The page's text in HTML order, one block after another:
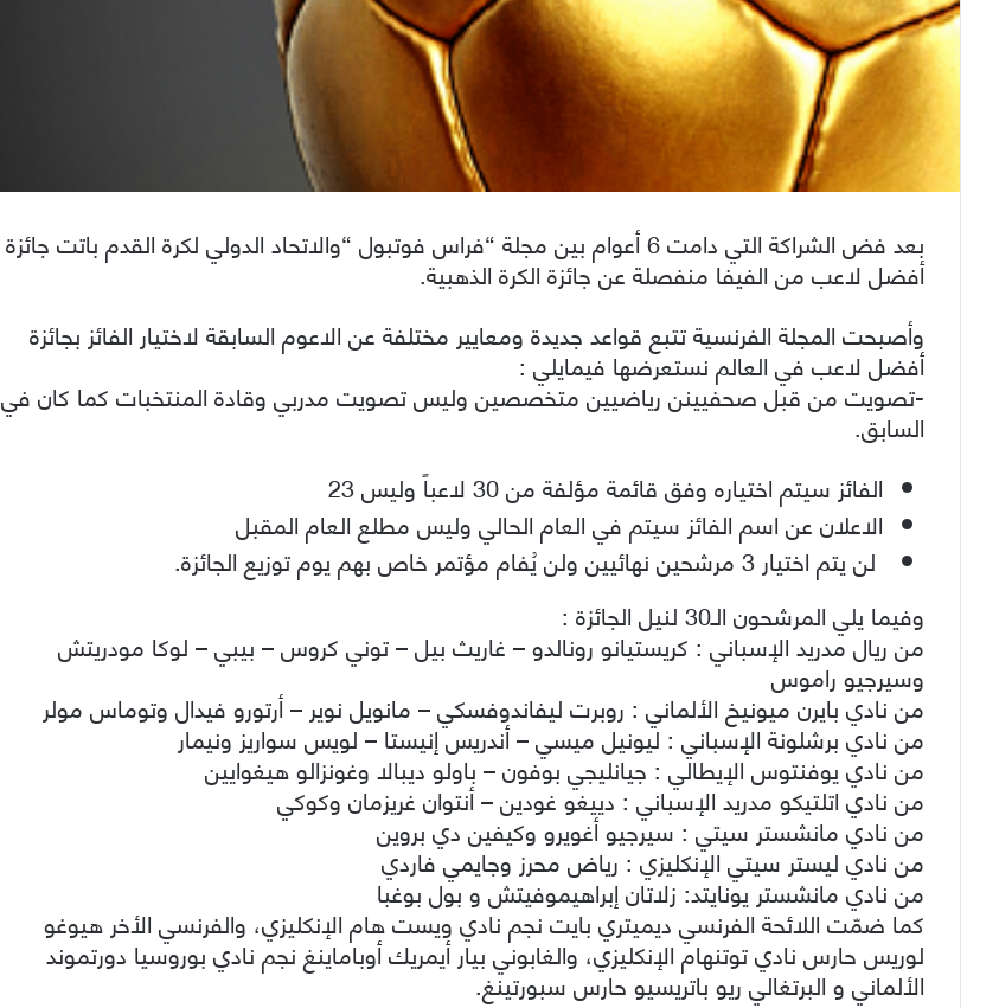
بعد فض الشراكة التي دامت 6 أعوام بين مجلة “فراس فوتبول “والاتحاد الدولي لكرة القدم باتت جائزة
أفضل لاعب من الفيفا منفصلة عن جائزة الكرة الذهبية.
وأصبحت المجلة الفرنسية تتبع قواعد جديدة ومعايير مختلفة عن الاعوم السابقة لاختيار الفائز بجائزة
أفضل لاعب في العالم نستعرضها فيمايلي :
-تصويت من قبل صحفيينن رياضيين متخصصين وليس تصويت مدربي وقادة المنتخبات كما كان في
السابق.
الفائز سيتم اختياره وفق قائمة مؤلفة من 30 لاعباً وليس 23
الاعلان عن اسم الفائز سيتم في العام الحالي وليس مطلع العام المقبل
لن يتم اختيار 3 مرشحين نهائيين ولن يُفام مؤتمر خاص بهم يوم توزيع الجائزة.
وفيما يلي المرشحون الـ30 لنيل الجائزة :
من ريال مدريد الإسباني : كريستيانو رونالدو – غاريث بيل – توني كروس – بيبي – لوكا مودريتش
وسيرجيو راموس
من نادي بايرن ميونيخ الألماني : روبرت ليفاندوفسكي – مانويل نوير – أرتورو فيدال وتوماس مولر
من نادي برشلونة الإسباني : ليونيل ميسي – أندريس إنيستا – لويس سواريز ونيمار
من نادي يوفنتوس الإيطالي : جيانليجي بوفون – باولو ديبالا وغونزالو هيغوايين
من نادي اتلتيكو مدريد الإسباني : دييغو غودين – أنتوان غريزمان وكوكي
من نادي مانشستر سيتي : سيرجيو أغويرو وكيفين دي بروين
من نادي ليستر سيتي الإنكليزي : رياض محرز وجايمي فاردي
من نادي مانشستر يونايتد: زلاتان إبراهيموفيتش و بول بوغبا
كما ضمّت اللائحة الفرنسي ديميتري بايت نجم نادي ويست هام الإنكليزي، والفرنسي الأخر هيوغو
لوريس حارس نادي توتنهام الإنكليزي، والغابوني بيار أيمريك أوباماينغ نجم نادي بوروسيا دورتموند
الألماني و البرتغالي ريو باتريسيو حارس سبورتينغ.